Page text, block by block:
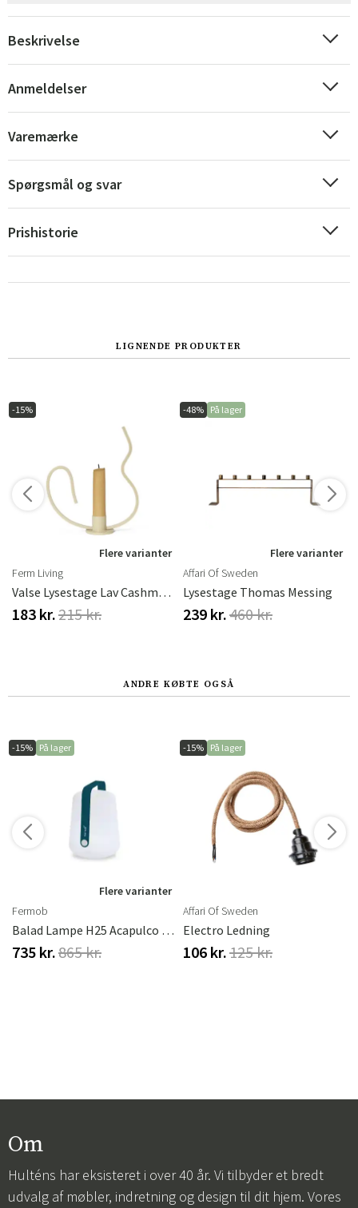
Beskrivelse
Anmeldelser
Varemærke
Spørgsmål og svar
Prishistorie
LIGNENDE PRODUKTER
-15%
Flere varianter
Ferm Living
Valse Lysestage Lav Cashmere
183 kr.215 kr.
-48% På lager
Flere varianter
Affari Of Sweden
Lysestage Thomas Messing
239 kr.460 kr.
ANDRE KØBTE OGSÅ
-15% På lager
Flere varianter
Fermob
Balad Lampe H25 Acapulco Blue
735 kr.865 kr.
-15% På lager
Affari Of Sweden
Electro Ledning
106 kr.125 kr.
Om
Hulténs har eksisteret i over 40 år. Vi tilbyder et bredt
udvalg af møbler, indretning og design til dit hjem. Vores